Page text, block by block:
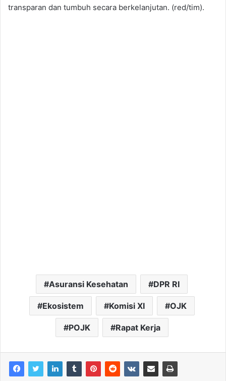
transparan dan tumbuh secara berkelanjutan. (red/tim).
Asuransi Kesehatan DPR RI
Ekosistem Komisi XI OJK
POJK Rapat Kerja